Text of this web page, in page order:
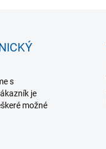
s
je
možné